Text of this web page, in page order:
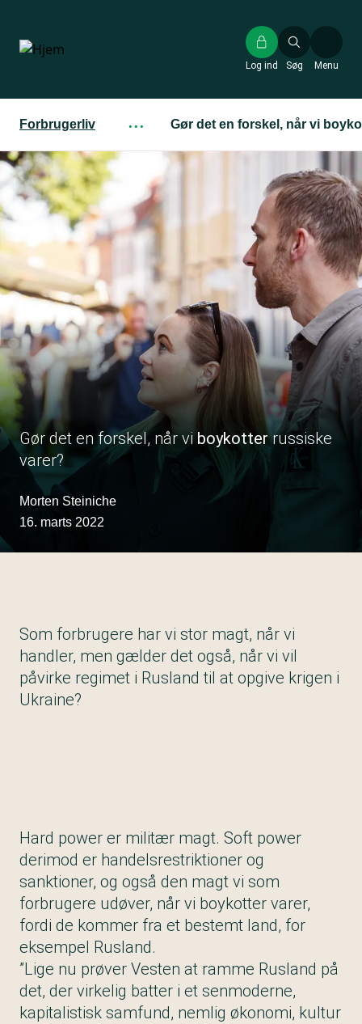
hovedindhold
Søg
Log ind Menu
Forbrugerliv ··· Gør det en forskel, når vi
Gør det en forskel, når viboykotterrussiske
varer?
Morten Steiniche
16. marts 2022
Som forbrugere har vi stor magt, når vi
handler, men gælder det også, når vi vil
påvirke regimet i Rusland til at opgive krigen i
Ukraine?
Hard power er militær magt. Soft power
derimod er handelsrestriktioner og
sanktioner, og også den magt vi som
forbrugere udøver, når vi boykotter varer,
fordi de kommer fra et bestemt land, for
eksempel Rusland.
”Lige nu prøver Vesten at ramme Rusland på
det, der virkelig batter i et senmoderne,
kapitalistisk samfund, nemlig økonomi, kultur